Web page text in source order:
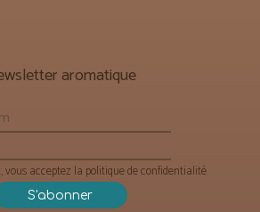
aromatique
vous acceptez la politique de confidentialité